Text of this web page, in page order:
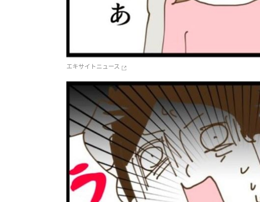
エキサイトニュース